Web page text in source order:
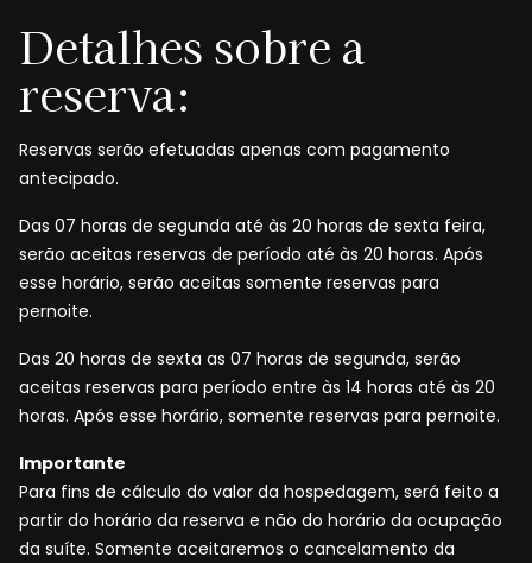
Detalhes sobre a
reserva:
Reservas serão efetuadas apenas com pagamento
antecipado.
Das 07 horas de segunda até às 20 horas de sexta feira,
serão aceitas reservas de período até às 20 horas. Após
esse horário, serão aceitas somente reservas para
pernoite.
Das 20 horas de sexta as 07 horas de segunda, serão
aceitas reservas para período entre às 14 horas até às 20
horas. Após esse horário, somente reservas para pernoite.
Importante
Para fins de cálculo do valor da hospedagem, será feito a
partir do horário da reserva e não do horário da ocupação
da suíte. Somente aceitaremos o cancelamento da